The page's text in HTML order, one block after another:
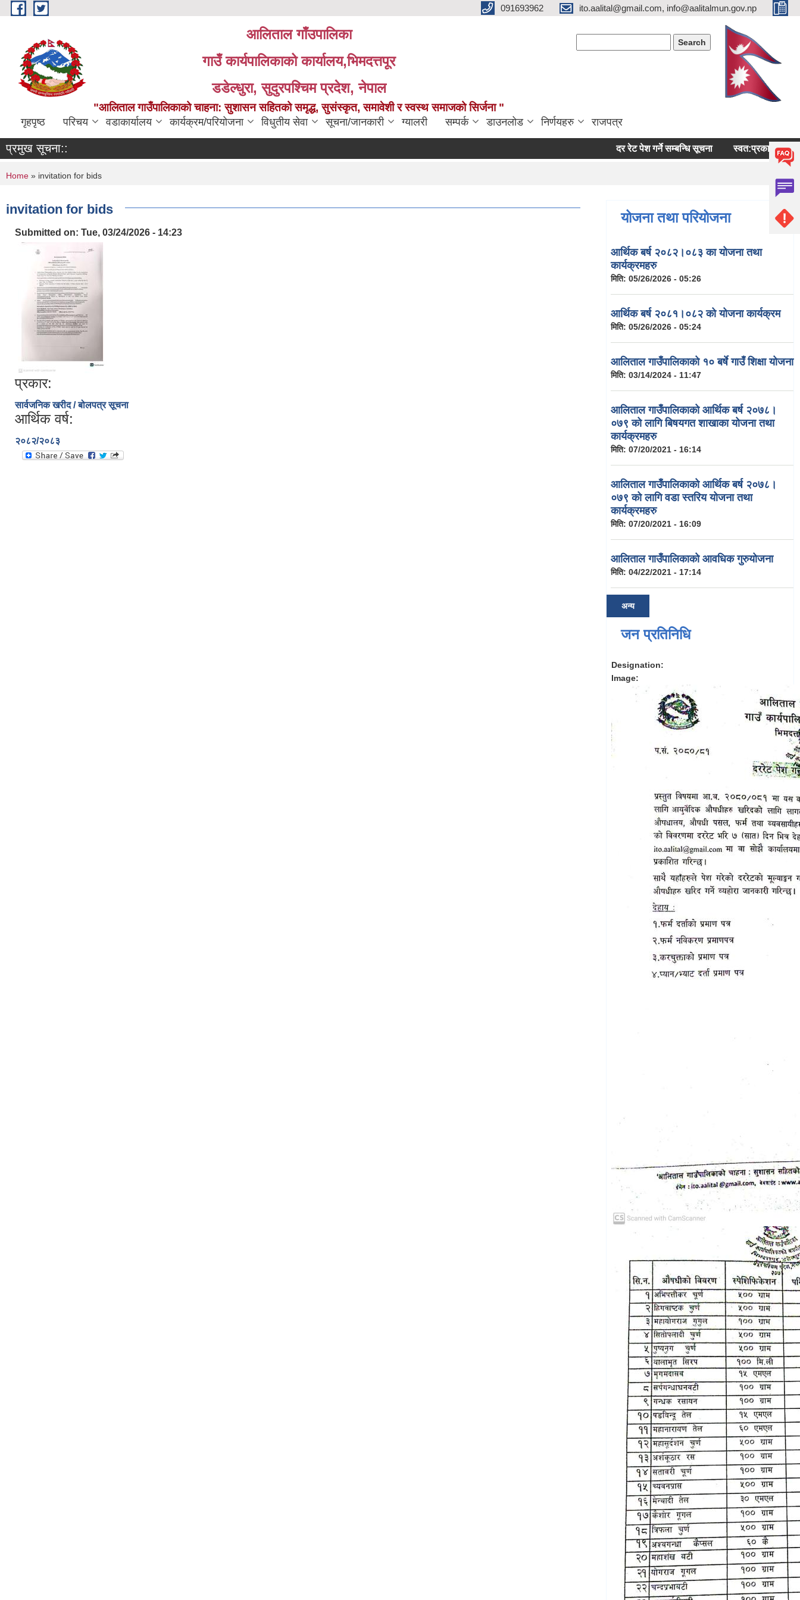
Skip to main content 091693962 ito.aalital@gmail.com, info@aalitalmun.gov.np
आलिताल गाँउपालिका
गाउँ कार्यपालिकाको कार्यालय,भिमदत्तपूर
डडेल्धुरा, सुदुरपश्चिम प्रदेश, नेपाल
"आलिताल गाउँपालिकाको चाहना: सुशासन सहितको समृद्ध, सुसंस्कृत, समावेशी र स्वस्थ समाजको सिर्जना "
गृहपृष्ठ परिचय वडाकार्यालय कार्यक्रम/परियोजना विधुतीय सेवा सूचना/जानकारी ग्यालरी सम्पर्क डाउनलोड निर्णयहरु राजपत्र
प्रमुख सूचना:: दर रेट पेश गर्ने सम्बन्धि सूचना स्वत:प्रकासन (बैशाख-
You are here
Home » invitation for bids
invitation for bids
Submitted on: Tue, 03/24/2026 - 14:23
प्रकार:
सार्वजनिक खरीद / बोलपत्र सूचना
आर्थिक वर्ष:
२०८२/२०८३
योजना तथा परियोजना
आर्थिक बर्ष २०८२।०८३ का योजना तथा
कार्यक्रमहरु
मिति: 05/26/2026 - 05:26
आर्थिक बर्ष २०८१।०८२ को योजना कार्यक्रम
मिति: 05/26/2026 - 05:24
आलिताल गाउँपालिकाको १० बर्षे गाउँ शिक्षा योजना
मिति: 03/14/2024 - 11:47
आलिताल गाउँपालिकाको आर्थिक बर्ष २०७८।
०७९ को लागि बिषयगत शाखाका योजना तथा
कार्यक्रमहरु
मिति: 07/20/2021 - 16:14
आलिताल गाउँपालिकाको आर्थिक बर्ष २०७८।
०७९ को लागि वडा स्तरिय योजना तथा
कार्यक्रमहरु
मिति: 07/20/2021 - 16:09
आलिताल गाउँपालिकाको आवधिक गुरुयोजना
मिति: 04/22/2021 - 17:14
अन्य
जन प्रतिनिधि
Designation:
Image: